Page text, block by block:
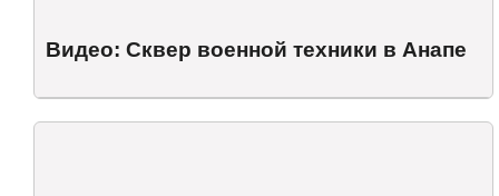
Видео: Сквер военной техники в Анапе